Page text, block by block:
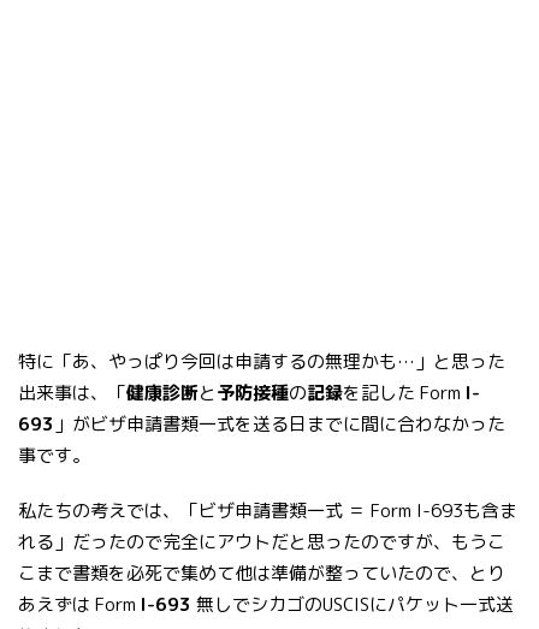
特に「あ、やっぱり今回は申請するの無理かも…」と思った
出来事は、「健康診断と予防接種の記録を記した Form I-
693 」がビザ申請書類一式を送る日までに間に合わなかった
事です。
私たちの考えでは、「ビザ申請書類一式 ＝ Form I-693も含ま
れる」だったので完全にアウトだと思ったのですが、もうこ
こまで書類を必死で集めて他は準備が整っていたので、とり
あえずは Form I-693 無しでシカゴのUSCISにパケット一式送